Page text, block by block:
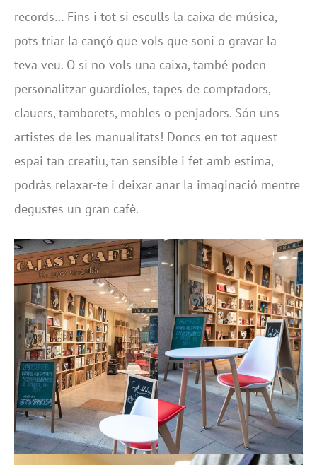
records… Fins i tot si esculls la caixa de música,
pots triar la cançó que vols que soni o gravar la
teva veu. O si no vols una caixa, també poden
personalitzar guardioles, tapes de comptadors,
clauers, tamborets, mobles o penjadors. Són uns
artistes de les manualitats! Doncs en tot aquest
espai tan creatiu, tan sensible i fet amb estima,
podràs relaxar-te i deixar anar la imaginació mentre
degustes un gran cafè.